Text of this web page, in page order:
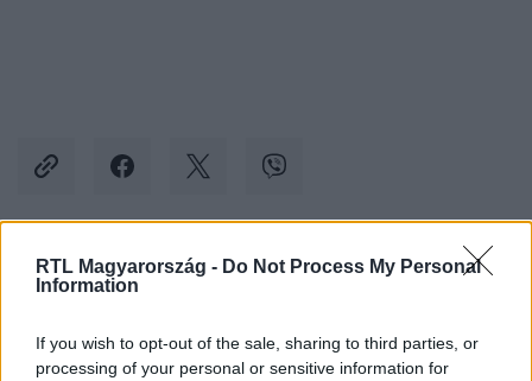
RTL Magyarország - Do Not Process My Personal
Information
If you wish to opt-out of the sale, sharing to third parties, or
processing of your personal or sensitive information for
Kövess minket, és értesülj a friss hírekről a
Követem